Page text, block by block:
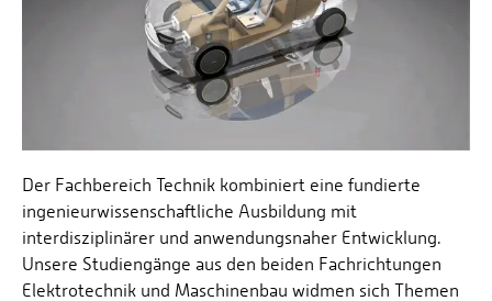
Der Fachbereich Technik kombiniert eine fundierte
ingenieurwissenschaftliche Ausbildung mit
interdisziplinärer und anwendungsnaher Entwicklung.
Unsere Studiengänge aus den beiden Fachrichtungen
Elektrotechnik und Maschinenbau widmen sich Themen